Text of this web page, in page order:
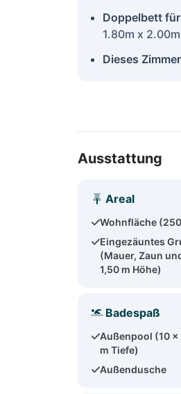
Doppelbett
1.80m x 2.00m
Dieses
Ausstattung
Areal
Wohnfläche
Eingezäuntes
(Mauer, Zaun
1,50 m Höhe)
Badespaß
Außenpool (10 x
m Tiefe)
Außendusche